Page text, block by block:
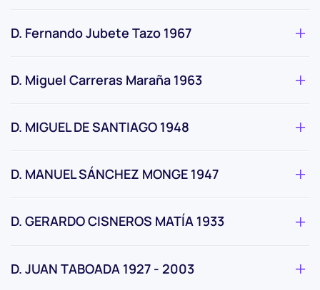
D. Fernando Jubete Tazo 1967
D. Miguel Carreras Maraña 1963
D. MIGUEL DE SANTIAGO 1948
D. MANUEL SÁNCHEZ MONGE 1947
D. GERARDO CISNEROS MATÍA 1933
D. JUAN TABOADA 1927 - 2003